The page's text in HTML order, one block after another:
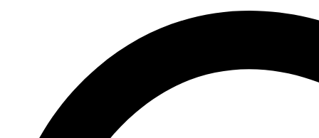
Узбекистан
Ульяновск
Ярославль